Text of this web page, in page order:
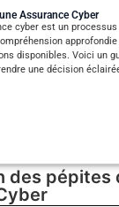
Assurance Cyber
cyber est un
approfondie
disponibles. Voici un
une décision
des pépites